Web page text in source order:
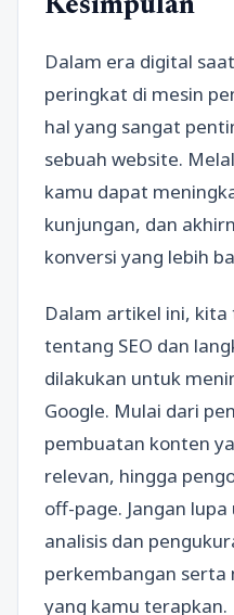
Kesimpulan
Dalam era digital
peringkat di mesin
hal yang sangat
sebuah website.
kamu dapat
kunjungan, dan
konversi yang lebih
Dalam artikel ini,
tentang SEO dan
dilakukan untuk
Google. Mulai dari
pembuatan konten
relevan, hingga
off-page. Jangan
analisis dan
perkembangan
yang kamu terapkan.